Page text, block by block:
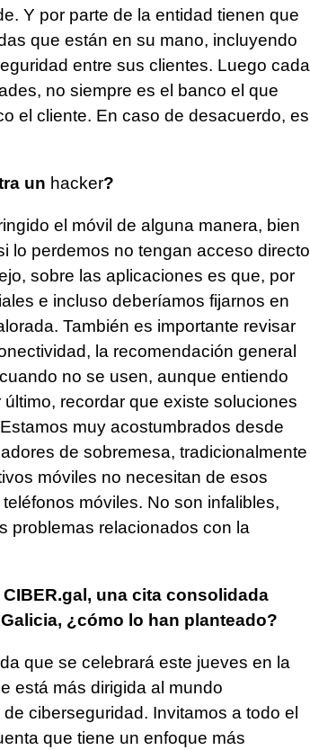
Y por parte de la entidad tienen que
que están en su mano, incluyendo
entre sus clientes. Luego cada
no siempre es el banco el que
el cliente. En caso de desacuerdo, es
un hacker?
el móvil de alguna manera, bien
lo perdemos no tengan acceso directo
sobre las aplicaciones es que, por
e incluso deberíamos fijarnos en
También es importante revisar
la recomendación general
no se usen, aunque entiendo
recordar que existe soluciones
muy acostumbrados desde
de sobremesa, tradicionalmente
móviles no necesitan de esos
móviles. No son infalibles,
problemas relacionados con la
una cita consolidada
¿cómo lo han planteado?
que se celebrará este jueves en la
está más dirigida al mundo
ciberseguridad. Invitamos a todo el
que tiene un enfoque más